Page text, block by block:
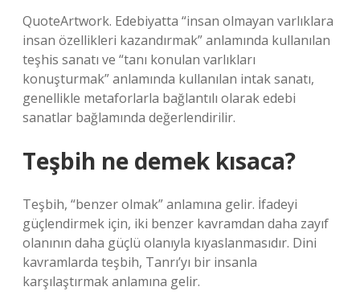
QuoteArtwork. Edebiyatta “insan olmayan varlıklara
insan özellikleri kazandırmak” anlamında kullanılan
teşhis sanatı ve “tanı konulan varlıkları
konuşturmak” anlamında kullanılan intak sanatı,
genellikle metaforlarla bağlantılı olarak edebi
sanatlar bağlamında değerlendirilir.
Teşbih ne demek kısaca?
Teşbih, “benzer olmak” anlamına gelir. İfadeyi
güçlendirmek için, iki benzer kavramdan daha zayıf
olanının daha güçlü olanıyla kıyaslanmasıdır. Dini
kavramlarda teşbih, Tanrı’yı ​​bir insanla
karşılaştırmak anlamına gelir.